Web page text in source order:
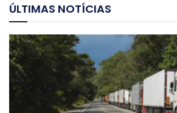
ÚLTIMAS NOTÍCIAS